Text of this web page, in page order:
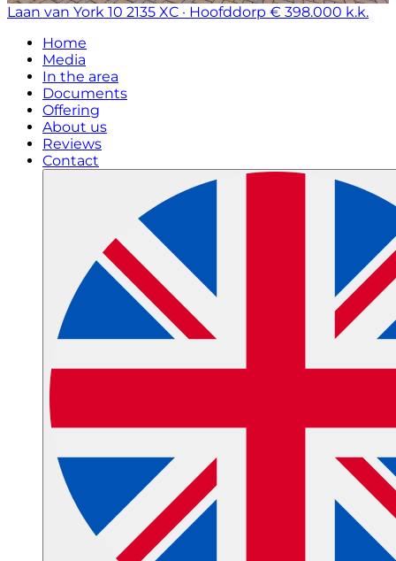
Laan van York 10 2135 XC · Hoofddorp € 398.000 k.k.
Home
Media
In the area
Documents
Offering
About us
Reviews
Contact